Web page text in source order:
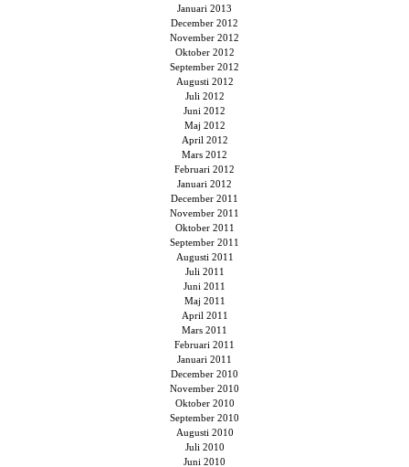
Januari 2013
December 2012
November 2012
Oktober 2012
September 2012
Augusti 2012
Juli 2012
Juni 2012
Maj 2012
April 2012
Mars 2012
Februari 2012
Januari 2012
December 2011
November 2011
Oktober 2011
September 2011
Augusti 2011
Juli 2011
Juni 2011
Maj 2011
April 2011
Mars 2011
Februari 2011
Januari 2011
December 2010
November 2010
Oktober 2010
September 2010
Augusti 2010
Juli 2010
Juni 2010